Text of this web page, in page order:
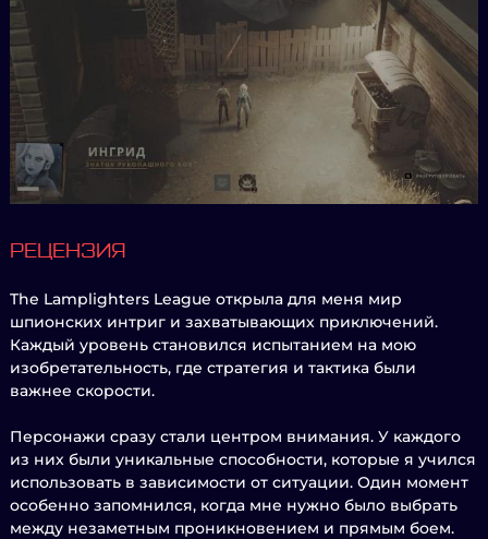
РЕЦЕНЗИЯ
The Lamplighters League открыла для меня мир
шпионских интриг и захватывающих приключений.
Каждый уровень становился испытанием на мою
изобретательность, где стратегия и тактика были
важнее скорости.
Персонажи сразу стали центром внимания. У каждого
из них были уникальные способности, которые я учился
использовать в зависимости от ситуации. Один момент
особенно запомнился, когда мне нужно было выбрать
между незаметным проникновением и прямым боем.